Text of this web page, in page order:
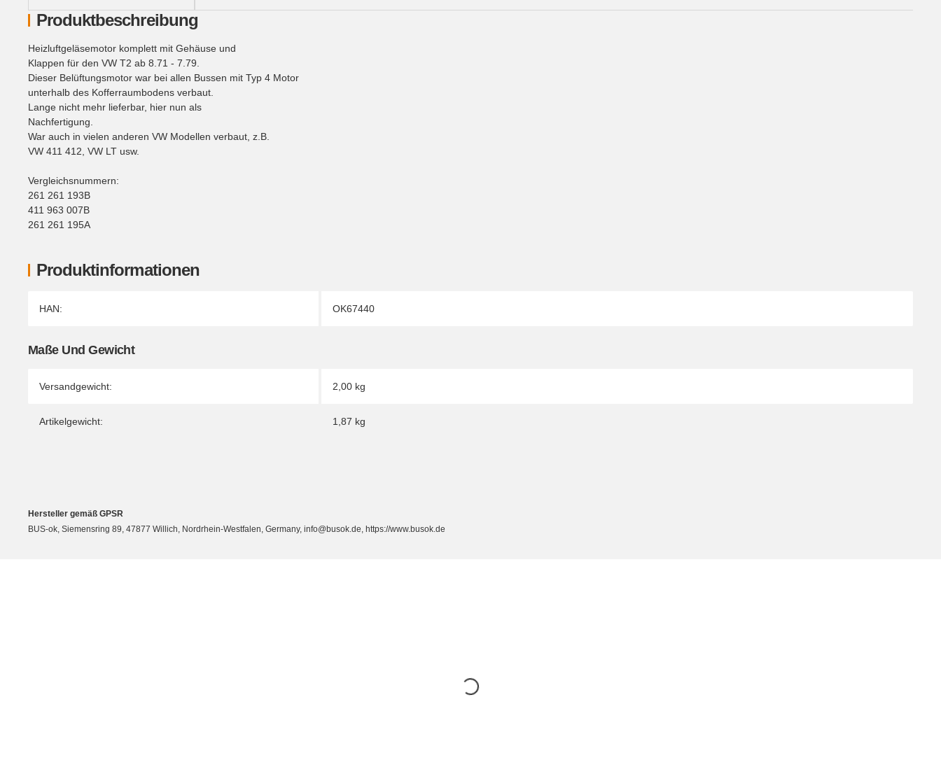
Produktinformationen
Produkteigenschaft
Wert
HAN: OK67440
Maße Und Gewicht
Versandgewicht: 2,00 kg
Artikelgewicht: 1,87 kg
Produktbeschreibung
Heizluftgeläsemotor komplett mit Gehäuse und
Klappen für den VW T2 ab 8.71 - 7.79.
Dieser Belüftungsmotor war bei allen Bussen mit Typ 4 Motor
unterhalb des Kofferraumbodens verbaut.
Lange nicht mehr lieferbar, hier nun als
Nachfertigung.
War auch in vielen anderen VW Modellen verbaut, z.B.
VW 411 412, VW LT usw.
Vergleichsnummern:
261 261 193B
411 963 007B
261 261 195A
Hersteller gemäß GPSR
BUS-ok, Siemensring 89, 47877 Willich, Nordrhein-Westfalen, Germany, info@busok.de, https://www.busok.de